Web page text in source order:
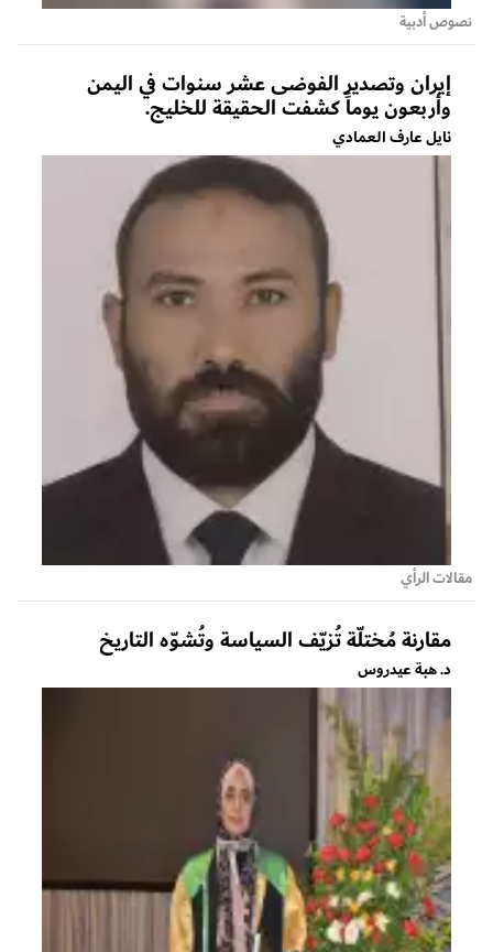
نصوص أدبية
إيران وتصدير الفوضى عشر سنوات في اليمن
وأربعون يوماً كشفت الحقيقة للخليج.
نايل عارف العمادي
مقالات الرأي
مقارنة مُختلّة تُزيّف السياسة وتُشوّه التاريخ
د. هبة عيدروس